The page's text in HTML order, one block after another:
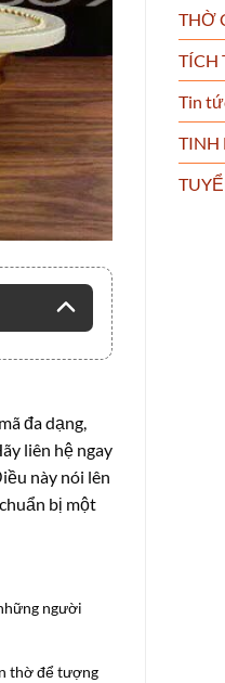
đa dạng,
liên hệ ngay
này nói lên
bị một
người
thờ để tượng
THỜ
TÍCH
Tin
TINH